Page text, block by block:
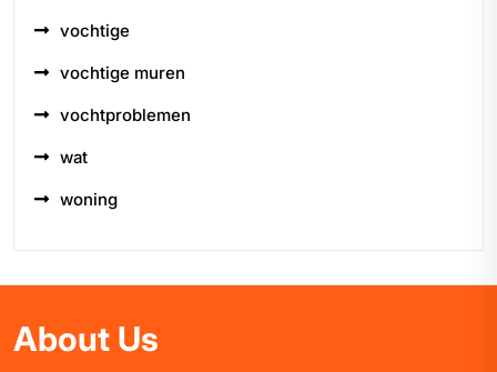
vochtige
vochtige muren
vochtproblemen
wat
woning
About Us